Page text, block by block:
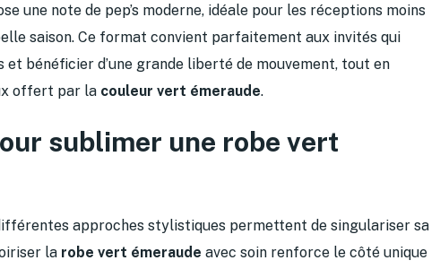
une note de pep’s moderne, idéale pour les réceptions moins
saison. Ce format convient parfaitement aux invités qui
bénéficier d’une grande liberté de mouvement, tout en
offert par la couleur vert émeraude.
sublimer une robe vert
approches stylistiques permettent de singulariser sa
la robe vert émeraude avec soin renforce le côté unique